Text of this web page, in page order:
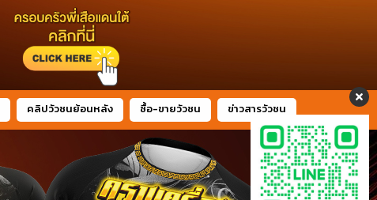
คลิปวัวชนย้อนหลัง ซื้อ-ขายวัวชน ข่าวสารวัวชน